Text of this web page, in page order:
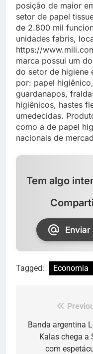
posição de maior
setor de papel
de 2.800 mil
unidades fabris,
https://
marca possui um
do setor de higiene
por: papel
guardanapos,
higiênicos, hastes
umedecidas.
como a de papel
nacionais de
Tem algo
Tagged: Economia
Navegação
de
Post
Banda argentina
Kalas chega a
com